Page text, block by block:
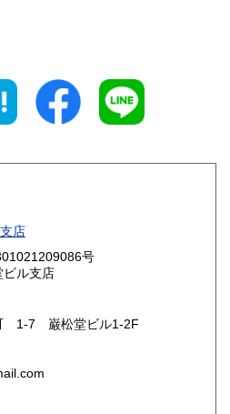
三重県
島根県
店
号
ル支店
1-7 巌松堂ビル1-2F